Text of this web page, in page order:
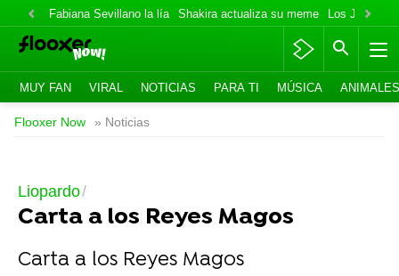
Fabiana Sevillano la lía Shakira actualiza su meme Los Jonas
MUY FAN VIRAL NOTICIAS PARA TI MÚSICA ANIMALES
Flooxer Now » Noticias
Liopardo
Carta a los Reyes Magos
Carta a los Reyes Magos